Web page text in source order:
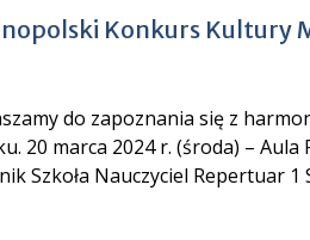
Konkurs Kultury
do zapoznania się z
20 marca 2024 r. (środa) –
Szkoła Nauczyciel Repertuar 1